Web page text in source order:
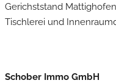
Gerichststand Mattighofen
Tischlerei und
Schober Immo GmbH